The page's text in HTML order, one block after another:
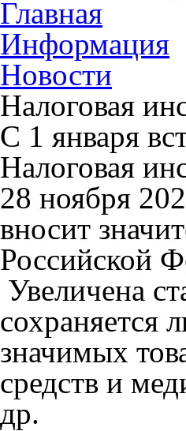
Главная
Информация
Новости
Налоговая
С 1 января
Налоговая
28 ноября
вносит
Российской
Увеличена
сохраняется
значимых
средств и
др.